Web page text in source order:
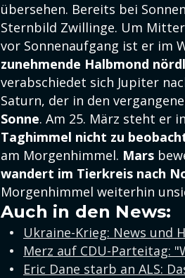
übersehen. Bereits bei
Sternbild Zwillinge. Um
vor Sonnenaufgang ist er im
zunehmende Halbmond
verabschiedet sich Jupiter
Saturn, der in den
Sonne. Am 25. März steht er
Taghimmel nicht zu
am Morgenhimmel. Mars
wandert im Tierkreis nach
Morgenhimmel weiterhin
Auch in den News:
Ukraine-Krieg: News und
Merz auf CDU-Parteitag:
Eric Dane starb an ALS: